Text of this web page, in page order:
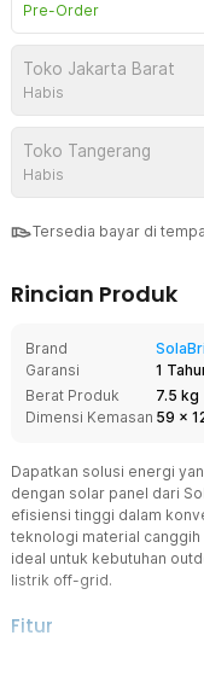
Pre-Order
Toko Jakarta Barat
Habis
Toko Tangerang
Habis
Tersedia bayar di
Rincian Produk
Brand
Garansi
1
Berat Produk
7.5 kg
Dimensi Kemasan 59 x
Dapatkan solusi energi
dengan solar panel dari
efisiensi tinggi dalam
teknologi material
ideal untuk kebutuhan
listrik off-grid.
Fitur